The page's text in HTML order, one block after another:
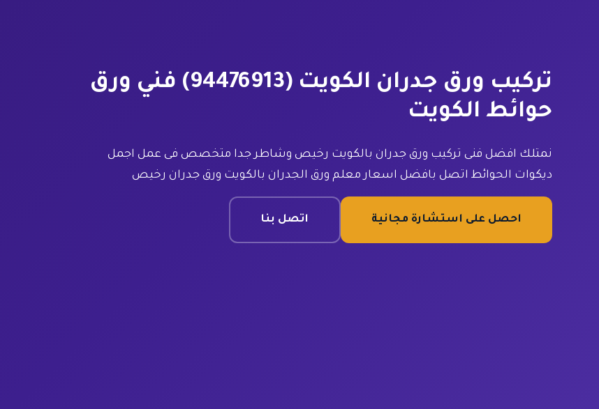
تركيب ورق جدران الكويت (94476913) فني ورق
حوائط الكويت
نمتلك افضل فنى تركيب ورق جدران بالكويت رخيص وشاطر جدا متخصص فى عمل اجمل
ديكوات الحوائط اتصل بافضل اسعار معلم ورق الجدران بالكويت ورق جدران رخيص
احصل على استشارة مجانية اتصل بنا